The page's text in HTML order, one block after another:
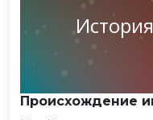
Происхождение